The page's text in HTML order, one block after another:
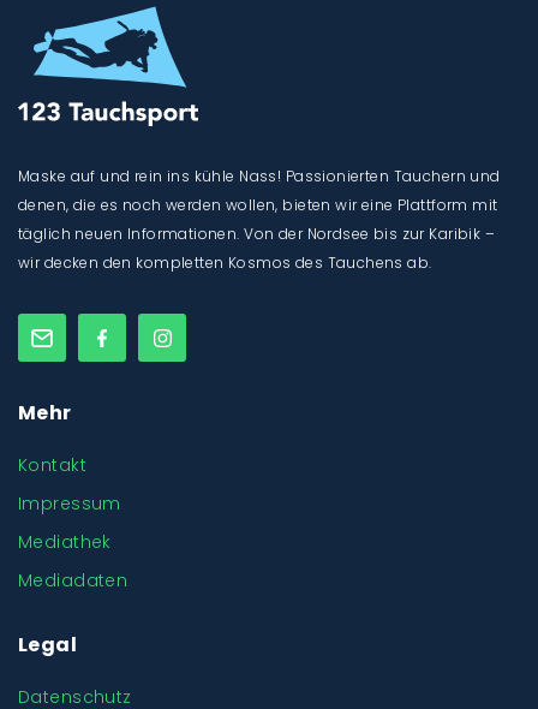
Maske auf und rein ins kühle Nass! Passionierten Tauchern und
denen, die es noch werden wollen, bieten wir eine Plattform mit
täglich neuen Informationen. Von der Nordsee bis zur Karibik –
wir decken den kompletten Kosmos des Tauchens ab.
Mehr
Kontakt
Impressum
Mediathek
Mediadaten
Legal
Datenschutz